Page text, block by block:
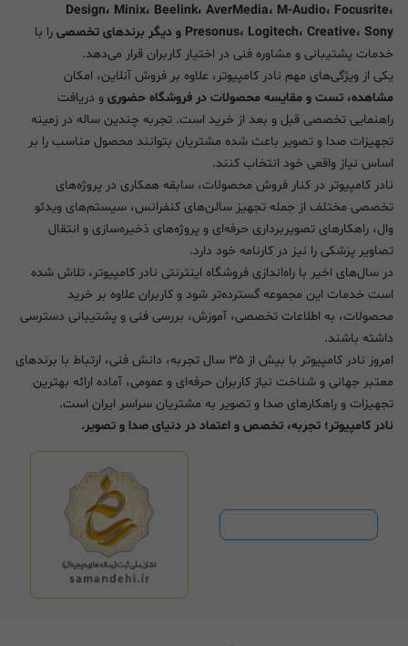
Design، Minix، Beelink، AverMedia، M-Audio، Focusrite،
Presonus، Logitech، Creative، Sony و دیگر برندهای تخصصی
را با
خدمات پشتیبانی و مشاوره فنی در اختیار کاربران قرار می‌دهد.
یکی از ویژگی‌های مهم نادر کامپیوتر، علاوه بر فروش آنلاین، امکان
مشاهده، تست و مقایسه محصولات در فروشگاه حضوری و دریافت
راهنمایی تخصصی قبل و بعد از خرید است. تجربه چندین ساله در زمینه
تجهیزات صدا و تصویر باعث شده مشتریان بتوانند محصول مناسب را بر
اساس نیاز واقعی خود انتخاب کنند.
نادر کامپیوتر در کنار فروش محصولات، سابقه همکاری در پروژه‌های
تخصصی مختلف از جمله تجهیز سالن‌های کنفرانس، سیستم‌های ویدئو
وال، راهکارهای تصویربرداری حرفه‌ای و پروژه‌های ذخیره‌سازی و انتقال
تصاویر پزشکی را نیز در کارنامه خود دارد.
در سال‌های اخیر با راه‌اندازی فروشگاه اینترنتی نادر کامپیوتر، تلاش شده
است خدمات این مجموعه گسترده‌تر شود و کاربران علاوه بر خرید
محصولات، به اطلاعات تخصصی، آموزش، بررسی فنی و پشتیبانی دسترسی
داشته باشند.
امروز نادر کامپیوتر با بیش از ۳۵ سال تجربه، دانش فنی، ارتباط با برندهای
معتبر جهانی و شناخت نیاز کاربران حرفه‌ای و عمومی، آماده ارائه بهترین
تجهیزات و راهکارهای صدا و تصویر به مشتریان سراسر ایران است.
نادر کامپیوتر؛ تجربه، تخصص و اعتماد در دنیای صدا و تصویر.